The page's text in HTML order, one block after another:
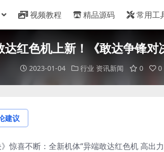
视频教程 精品源码 常用工
达红色机上新！《敢达争锋
2023-01-04 行业 资讯新闻 0 0
建议
惊喜不断：全新机体“异端敢达红色机 高出